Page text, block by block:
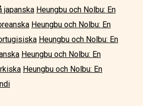
japanska Heungbu och Nolbu: En
Heungbu och Nolbu: En
Heungbu och Nolbu: En
Heungbu och Nolbu: En
Heungbu och Nolbu: En